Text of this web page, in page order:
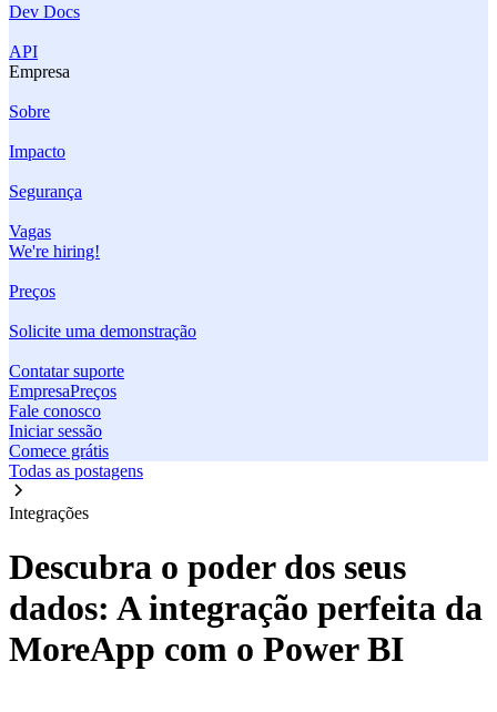
Dev Docs
API
Empresa
Sobre
Impacto
Segurança
Vagas
We're hiring!
Preços
Solicite uma demonstração
Contatar suporte
EmpresaPreços
Fale conosco
Iniciar sessão
Comece grátis
Todas as postagens
Integrações
Descubra o poder dos seus
dados: A integração perfeita da
MoreApp com o Power BI